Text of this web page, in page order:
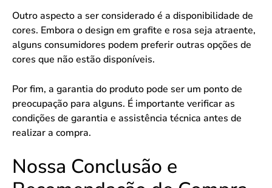
Outro aspecto a ser considerado é a disponibilidade de
cores. Embora o design em grafite e rosa seja atraente,
alguns consumidores podem preferir outras opções de
cores que não estão disponíveis.
Por fim, a garantia do produto pode ser um ponto de
preocupação para alguns. É importante verificar as
condições de garantia e assistência técnica antes de
realizar a compra.
Nossa Conclusão e